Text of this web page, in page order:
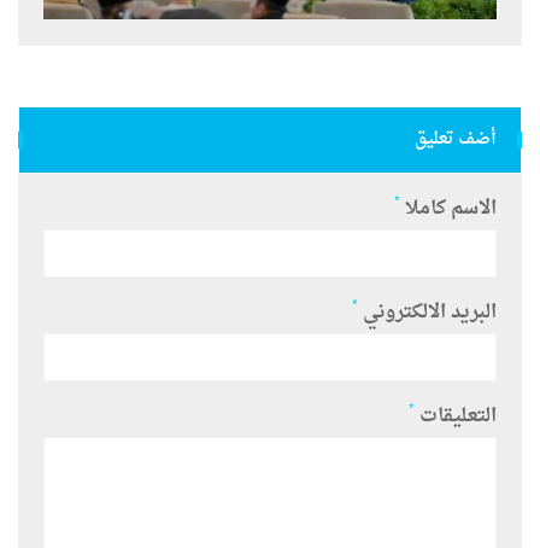
أضف تعليق
الاسم كاملا *
البريد الالكتروني *
التعليقات *